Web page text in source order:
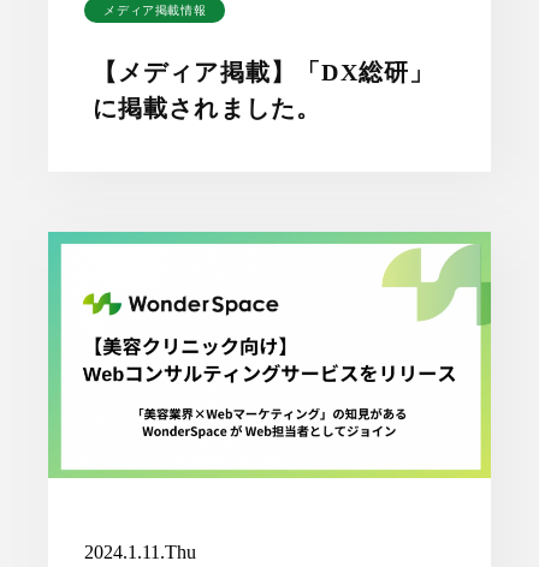
メディア掲載情報
【メディア掲載】「DX総研」
に掲載されました。
2024.1.11.Thu